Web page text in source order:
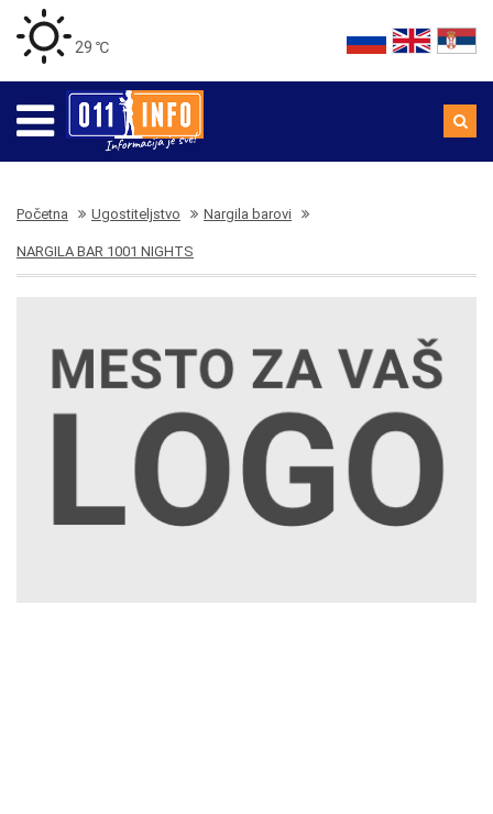
29 ℃
Početna Ugostiteljstvo Nargila barovi
NARGILA BAR 1001 NIGHTS